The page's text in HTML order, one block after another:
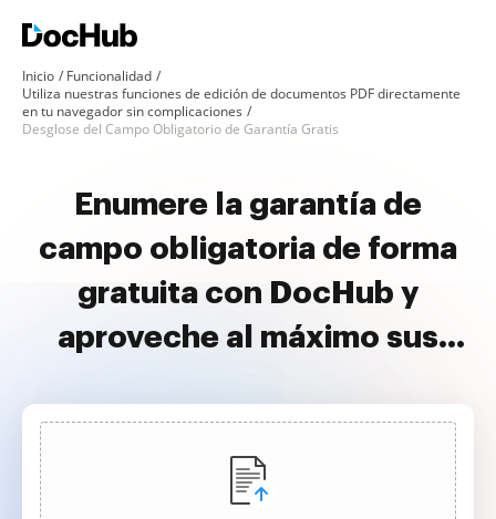
Inicio
Funcionalidad
Utiliza nuestras funciones de edición de documentos PDF directamente
en tu navegador sin complicaciones
Desglose del Campo Obligatorio de Garantía Gratis
Enumere la garantía de
campo obligatoria de forma
gratuita con DocHub y
aproveche al máximo sus